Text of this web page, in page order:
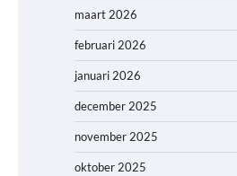
maart 2026
februari 2026
januari 2026
december 2025
november 2025
oktober 2025